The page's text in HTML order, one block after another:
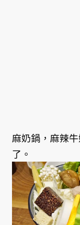
麻奶鍋，麻辣
了。